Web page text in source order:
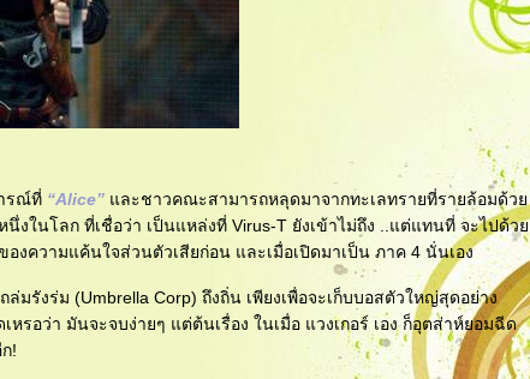
รณ์ที่ “Alice” ละชาวคณะสามารถหลุดมาจากทะเลทรายที่รายล้อมด้ว
นึ่งในโลก ที่เชื่อว่า เป็นแหล่งที่ Virus-T ยังเข้าไม่ถึง ..แต่แทนที่ จะไปด้ว
งความแค้นใจส่วนตัวเสียก่อน และเมื่อเปิดมาเป็น ภาค 4 นั่นเอง
มรังร่ม (Umbrella Corp) ถึงถิ่น เพียงเพื่อจะเก็บบอสตัวใหญ่สุดอย่าง
รอว่า มันจะจบง่ายๆ แต่ต้นเรื่อง ในเมื่อ แวงเกอร์ เอง ก็อุตส่าห์ยอมฉีด
!